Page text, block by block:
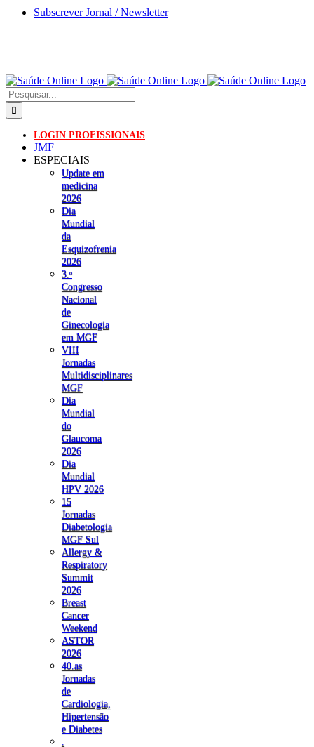
Skip
Subscrever Jornal / Newsletter
Pesquisar
LOGIN PROFISSIONAIS
JMF
ESPECIAIS
Update em
medicina
2026
Dia
Mundial
da
Esquizofrenia
2026
3.ᵒ
Congresso
Nacional
de
Ginecologia
em MGF
VIII
Jornadas
Multidisciplinares
MGF
Dia
Mundial
do
Glaucoma
2026
Dia
Mundial
HPV 2026
15
Jornadas
Diabetologia
MGF Sul
Allergy &
Respiratory
Summit
2026
Breast
Cancer
Weekend
ASTOR
2026
40.as
Jornadas
de
Cardiologia,
Hipertensão
e Diabetes